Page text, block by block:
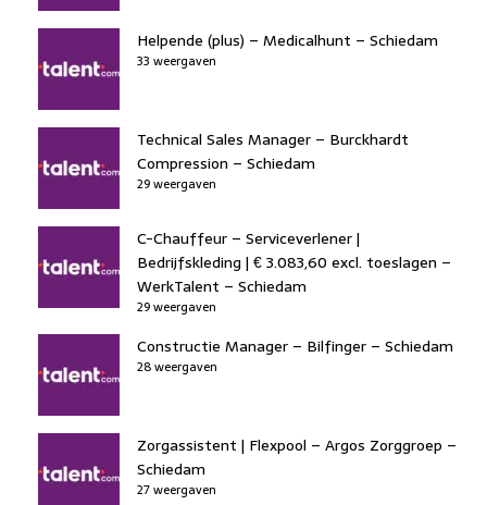
Helpende (plus) – Medicalhunt – Schiedam
33 weergaven
Technical Sales Manager – Burckhardt
Compression – Schiedam
29 weergaven
C-Chauffeur – Serviceverlener |
Bedrijfskleding | € 3.083,60 excl. toeslagen –
WerkTalent – Schiedam
29 weergaven
Constructie Manager – Bilfinger – Schiedam
28 weergaven
Zorgassistent | Flexpool – Argos Zorggroep –
Schiedam
27 weergaven